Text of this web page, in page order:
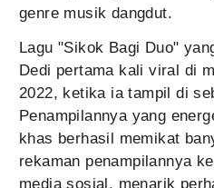
genre musik dangdut.
Lagu "Sikok Bagi Duo"
Dedi pertama kali viral di
2022, ketika ia tampil di
Penampilannya yang
khas berhasil memikat
rekaman penampilannya
media sosial, menarik